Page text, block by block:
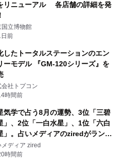
リニューアル 各店舗の詳細を発
国立博物館
前
したトータルステーションのエン
ーモデル 『GM-120シリーズ』を
会社トプコン
時間前
気学で占う8月の運勢、3位「三碧
」、2位「一白水星」、1位「六白
」。占いメディアのziredがランキ
を発表
メディア zired
時間前